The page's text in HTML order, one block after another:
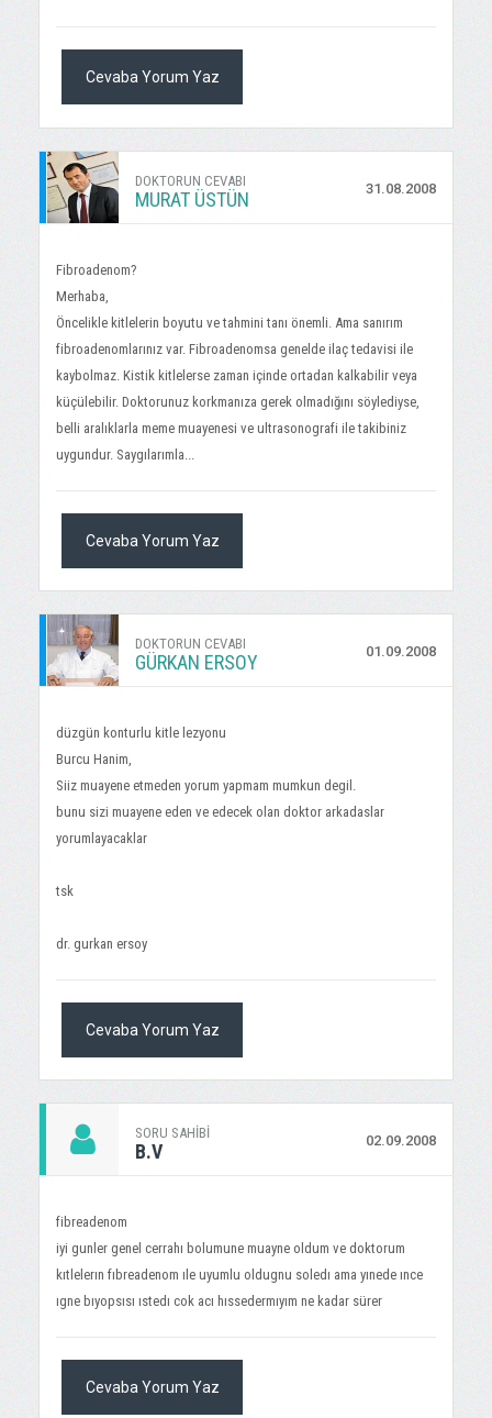
Cevaba Yorum Yaz
DOKTORUN CEVABI
MURAT ÜSTÜN 31.08.2008
Fibroadenom?
Merhaba,
Öncelikle kitlelerin boyutu ve tahmini tanı önemli. Ama sanırım
fibroadenomlarınız var. Fibroadenomsa genelde ilaç tedavisi ile
kaybolmaz. Kistik kitlelerse zaman içinde ortadan kalkabilir veya
küçülebilir. Doktorunuz korkmanıza gerek olmadığını söylediyse,
belli aralıklarla meme muayenesi ve ultrasonografi ile takibiniz
uygundur. Saygılarımla...
Cevaba Yorum Yaz
DOKTORUN CEVABI
GÜRKAN ERSOY 01.09.2008
düzgün konturlu kitle lezyonu
Burcu Hanim,
Siiz muayene etmeden yorum yapmam mumkun degil.
bunu sizi muayene eden ve edecek olan doktor arkadaslar
yorumlayacaklar
tsk
dr. gurkan ersoy
Cevaba Yorum Yaz
SORU SAHIBI
B.V 02.09.2008
fibreadenom
iyi gunler genel cerrahı bolumune muayne oldum ve doktorum
kıtlelerın fıbreadenom ıle uyumlu oldugnu soledı ama yınede ınce
ıgne bıyopsısı ıstedı cok acı hıssedermıyım ne kadar sürer
Cevaba Yorum Yaz